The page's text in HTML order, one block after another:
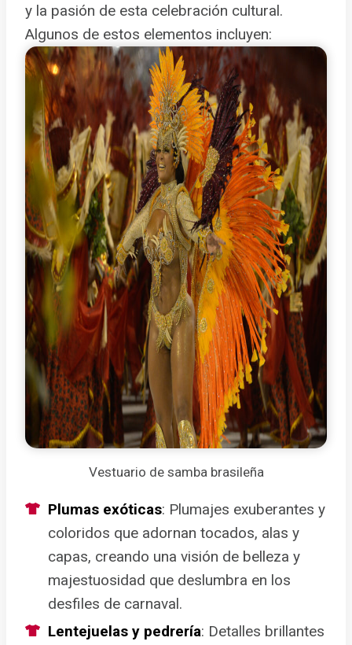
y la pasión de esta celebración cultural.
Algunos de estos elementos incluyen:
Vestuario de samba brasileña
Plumas exóticas: Plumajes exuberantes y
coloridos que adornan tocados, alas y
capas, creando una visión de belleza y
majestuosidad que deslumbra en los
desfiles de carnaval.
Lentejuelas y pedrería: Detalles brillantes